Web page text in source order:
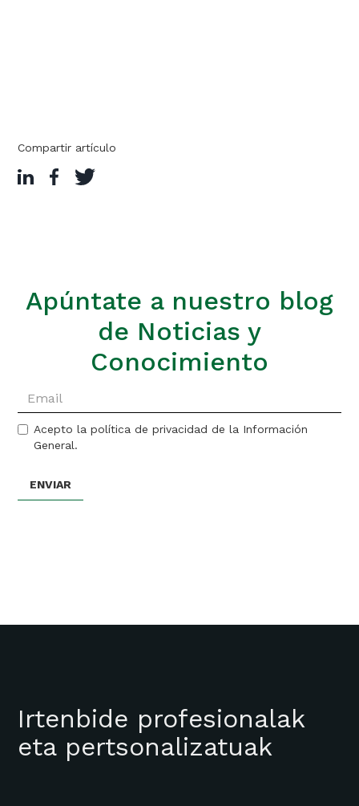
Compartir artículo
Apúntate a nuestro blog
de Noticias y
Conocimiento
Acepto la política de privacidad de la Información
General.
Irtenbide profesionalak
eta pertsonalizatuak